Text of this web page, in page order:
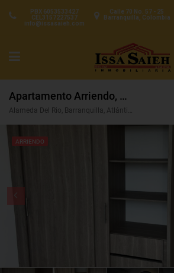
Calle 70 No. 57 - 25
Barranquilla, Colombia
PBX 6053533427
CEL3157227537
info@issasaieh.com
Apartamento Arriendo, Alameda Del Rio, Barranquilla (31073)
Alameda Del Rio, Barranquilla, Atlántico, Colombia
ARRIENDO